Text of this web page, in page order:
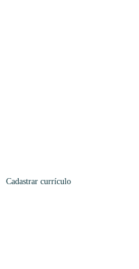
Cadastrar currículo